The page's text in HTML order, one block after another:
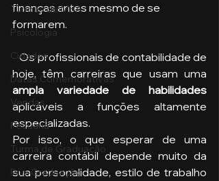
Turmas de MBA
Psicologia
Cidades
Datas Comemorativas
Vendas
Pecuária
Turma de Graduação
Pós-Graduação
finanças antes mesmo de se
formarem.
   Os profissionais de contabilidade de
ampla variedade de habilidades
aplicáveis a funções altamente
especializadas.
Por isso, o que esperar de uma
carreira contábil depende muito da
sua personalidade, estilo de trabalho